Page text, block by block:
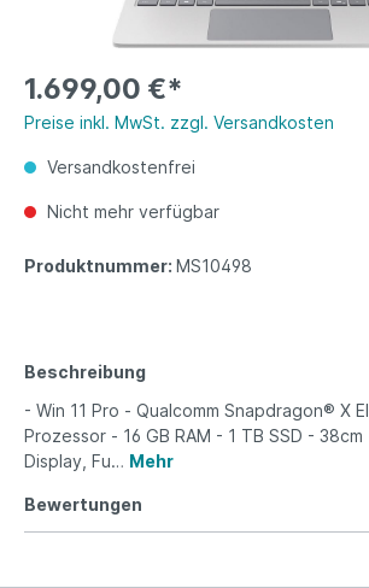
1.699,00 €*
Preise inkl. MwSt. zzgl. Versandkosten
Versandkostenfrei
Nicht mehr verfügbar
Produktnummer: MS10498
Beschreibung
- Win 11 Pro - Qualcomm Snapdragon® X
Prozessor - 16 GB RAM - 1 TB SSD -
Display, Fu… Mehr
Bewertungen